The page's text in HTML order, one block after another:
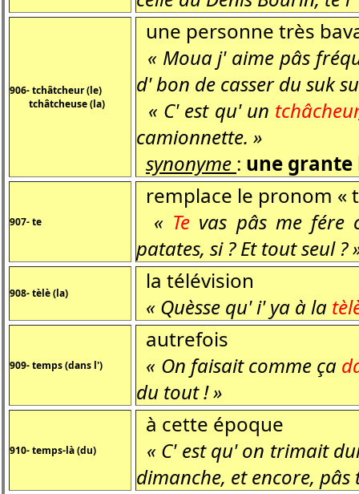
906- tchâtcheur (le)
tchâtcheuse (la)
une personne très
« Moua j' aime pâs
d' bon de casser du suk
« C' est qu' un tchâcheur
camionnette. »
synonyme : une grante
907- te
remplace le pronom «
« Te vas pâs me fére
patates, si ? Et tout seul ?
908- tèlè (la)
la télévision
« Quèsse qu' i' ya à la
909- temps (dans l')
autrefois
« On faisait comme ça
du tout ! »
910- temps-là (du)
à cette époque
« C' est qu' on trimait
dimanche, et encore,